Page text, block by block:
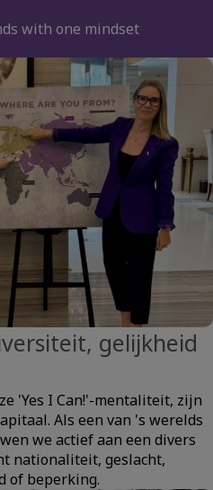
with one mindset
gelijkheid
'Yes I Can!'-mentaliteit, zijn
Als een van 's werelds
we actief aan een divers
nationaliteit, geslacht,
of beperking.